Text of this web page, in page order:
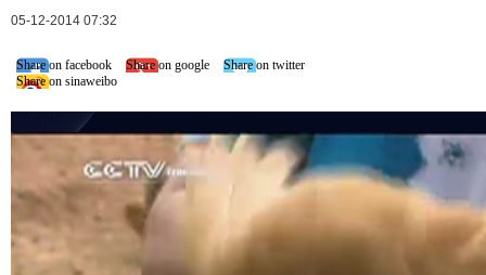
05-12-2014 07:32
Share on facebook Share on google
Share on twitter
Share on sinaweibo